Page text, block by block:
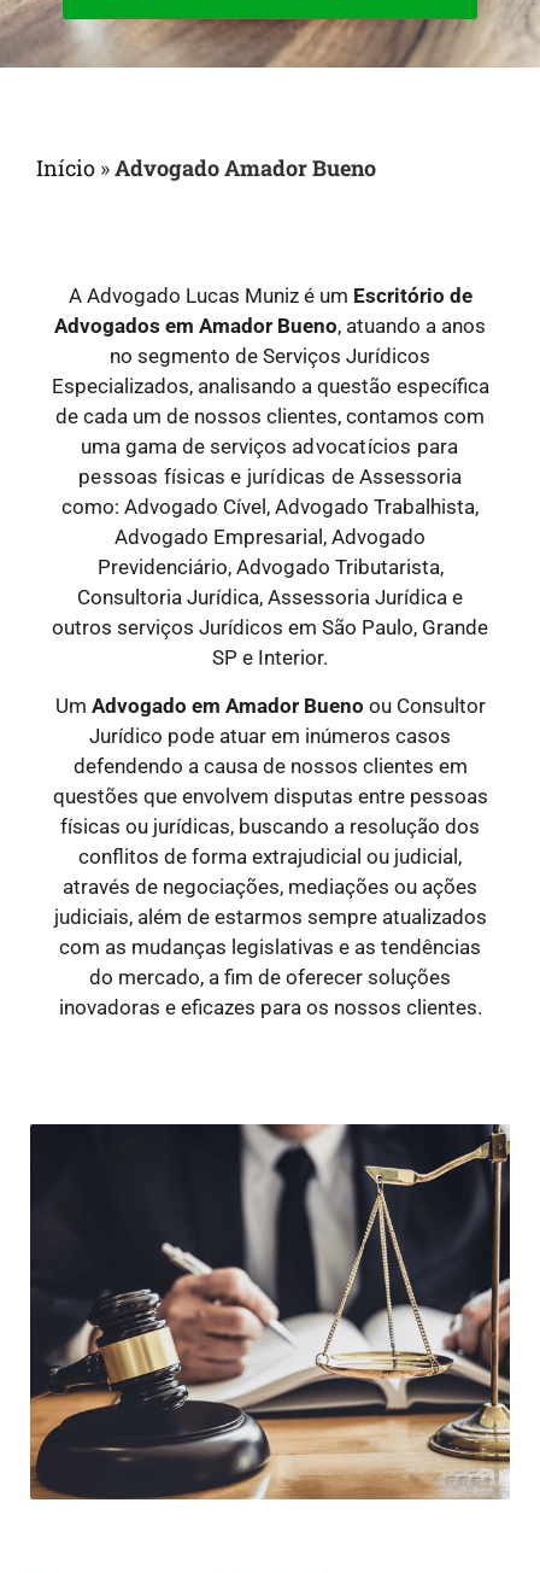
Início »Advogado Amador Bueno
A Advogado Lucas Muniz é um Escritório de
Advogados em Amador Bueno, atuando a anos
no segmento de Serviços Jurídicos
Especializados, analisando a questão específica
de cada um de nossos clientes, contamos com
uma gama de serviços advocatícios para
pessoas físicas e jurídicas de Assessoria
como: Advogado Cível, Advogado Trabalhista,
Advogado Empresarial, Advogado
Previdenciário, Advogado Tributarista,
Consultoria Jurídica, Assessoria Jurídica e
outros serviços Jurídicos em São Paulo, Grande
SP e Interior.
Um Advogado em Amador Bueno ou Consultor
Jurídico pode atuar em inúmeros casos
defendendo a causa de nossos clientes em
questões que envolvem disputas entre pessoas
físicas ou jurídicas, buscando a resolução dos
conflitos de forma extrajudicial ou judicial,
através de negociações, mediações ou ações
judiciais, além de estarmos sempre atualizados
com as mudanças legislativas e as tendências
do mercado, a fim de oferecer soluções
inovadoras e eficazes para os nossos clientes.